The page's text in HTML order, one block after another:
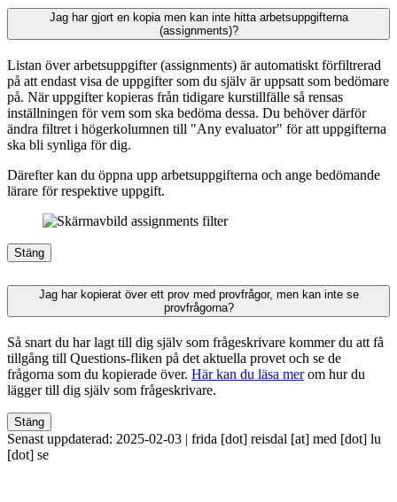
Jag har gjort en kopia men kan inte hitta arbetsuppgifterna
(assignments)?
Listan över arbetsuppgifter (assignments) är automatiskt förfiltrerad
på att endast visa de uppgifter som du själv är uppsatt som bedömare
på. När uppgifter kopieras från tidigare kurstillfälle så rensas
inställningen för vem som ska bedöma dessa. Du behöver därför
ändra filtret i högerkolumnen till "Any evaluator" för att uppgifterna
ska bli synliga för dig.
Därefter kan du öppna upp arbetsuppgifterna och ange bedömande
lärare för respektive uppgift.
Stäng
Jag har kopierat över ett prov med provfrågor, men kan inte se
provfrågorna?
Så snart du har lagt till dig själv som frågeskrivare kommer du att få
tillgång till Questions-fliken på det aktuella provet och se de
frågorna som du kopierade över. Här kan du läsa merom hur du
lägger till dig själv som frågeskrivare.
Stäng
Senast uppdaterad: 2025-02-03 | frida [dot] reisdal [at] med [dot] lu
[dot] se